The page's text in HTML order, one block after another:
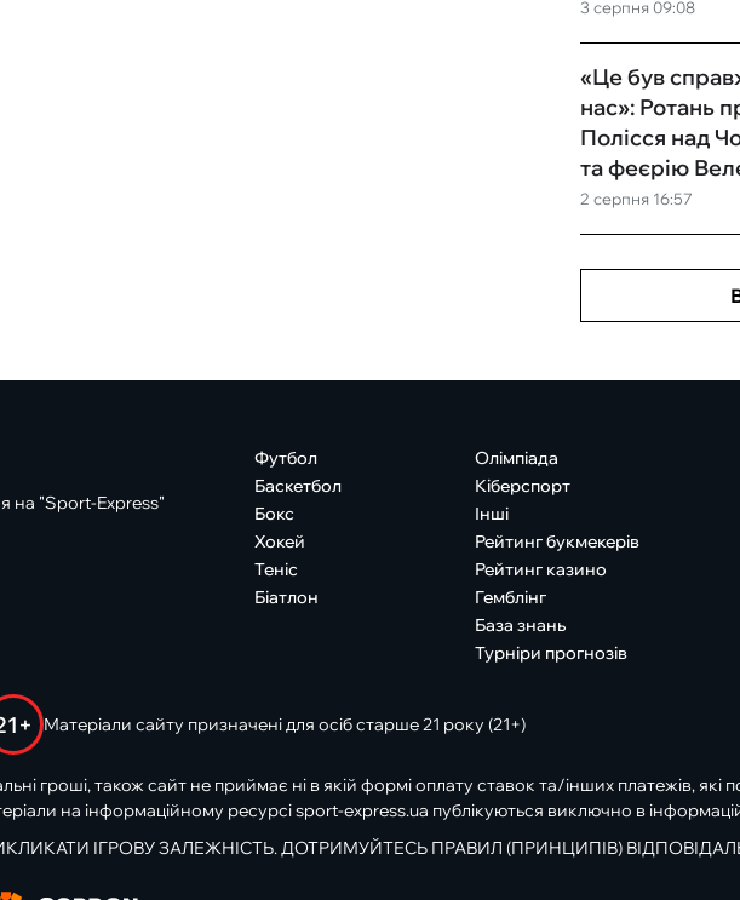
3 серпня 09:08
2 серпня 16:57
«Це був
нас»: Ротань
Полісся над
та феєрію
на "Sport-Express"
Футбол
Баскетбол
Бокс
Хокей
Теніс
Біатлон
Олімпіада
Кіберспорт
Інші
Рейтинг букмекерів
Рейтинг казино
Гемблінг
База знань
Турніри прогнозів
Матеріали сайту призначені для осіб старше 21 року (21+)
гроші, також сайт не приймає ні в якій формі оплату ставок та/інших платежів, які
на інформаційному ресурсі sport-express.ua публікуються виключно в
ІГРОВУ ЗАЛЕЖНІСТЬ. ДОТРИМУЙТЕСЬ ПРАВИЛ (ПРИНЦИПІВ)